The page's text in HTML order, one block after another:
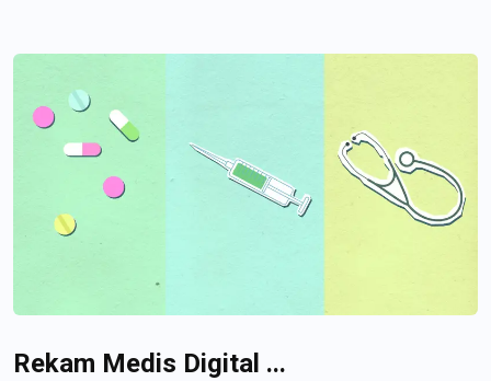
Rekam Medis Digital ...